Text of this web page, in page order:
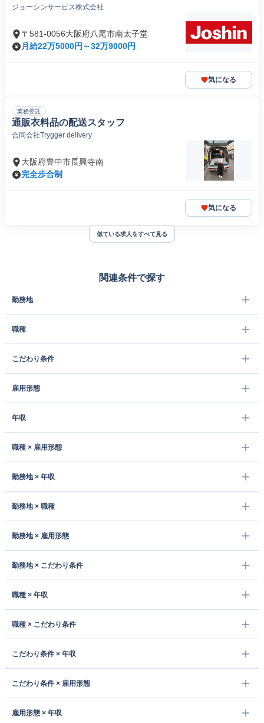
ジョーシンサービス株式会社
〒581-0056大阪府八尾市南太子堂
月給22万5000円～32万9000円
気になる
業務委託
通販衣料品の配送スタッフ
合同会社Trygger delivery
大阪府豊中市長興寺南
完全歩合制
気になる
似ている求人をすべて見る
関連条件で探す
勤務地
職種
こだわり条件
雇用形態
年収
職種 × 雇用形態
勤務地 × 年収
勤務地 × 職種
勤務地 × 雇用形態
勤務地 × こだわり条件
職種 × 年収
職種 × こだわり条件
こだわり条件 × 年収
こだわり条件 × 雇用形態
雇用形態 × 年収